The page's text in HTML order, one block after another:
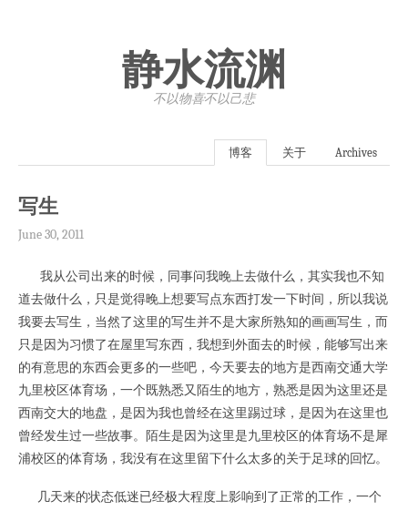
静水流渊
不以物喜·不以己悲
博客 关于 Archives
写生
June 30, 2011
我从公司出来的时候，同事问我晚上去做什么，其实我也不知
道去做什么，只是觉得晚上想要写点东西打发一下时间，所以我说
我要去写生，当然了这里的写生并不是大家所熟知的画画写生，而
只是因为习惯了在屋里写东西，我想到外面去的时候，能够写出来
的有意思的东西会更多的一些吧，今天要去的地方是西南交通大学
九里校区体育场，一个既熟悉又陌生的地方，熟悉是因为这里还是
西南交大的地盘，是因为我也曾经在这里踢过球，是因为在这里也
曾经发生过一些故事。陌生是因为这里是九里校区的体育场不是犀
浦校区的体育场，我没有在这里留下什么太多的关于足球的回忆。
几天来的状态低迷已经极大程度上影响到了正常的工作，一个